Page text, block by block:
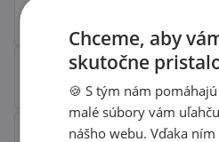
Chceme, aby
skutočne
🍪 S tým nám
malé súbory vám
nášho webu. Vďaka